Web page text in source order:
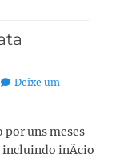
Deixe um
por uns meses
incluindo inÃ­cio